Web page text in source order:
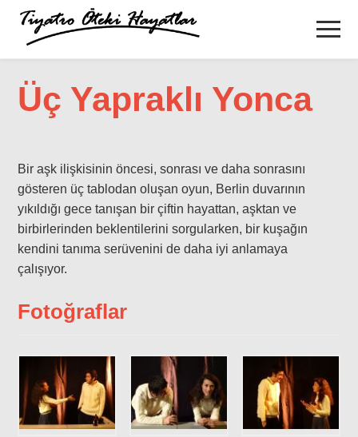
Üç Yapraklı Yonca
Bir aşk ilişkisinin öncesi, sonrası ve daha sonrasını
gösteren üç tablodan oluşan oyun, Berlin duvarının
yıkıldığı gece tanışan bir çiftin hayattan, aşktan ve
birbirlerinden beklentilerini sorgularken, bir kuşağın
kendini tanıma serüvenini de daha iyi anlamaya
çalışıyor.
Fotoğraflar